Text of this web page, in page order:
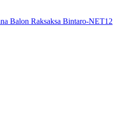
Balon Raksaksa Bintaro-NET12